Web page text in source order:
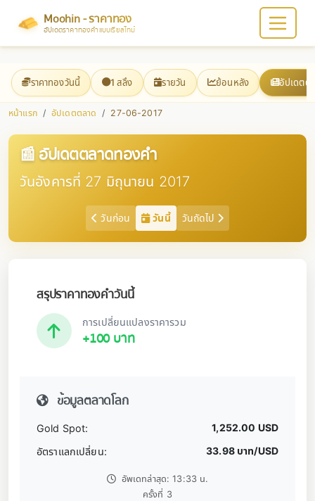
Moohin - ราคาทอง
อัปเดตราคาทองคำแบบเรียลไทม์
ราคาทองวันนี้ 1 สลึง รายวัน ย้อนหลัง อัปเดตต
หน้าแรก อัปเดตตลาด 27-06-2017
📰 อัปเดตตลาดทองคำ
วันอังคารที่ 27 มิถุนายน 2017
วันก่อน วันนี้ วันถัดไป
สรุปราคาทองคำวันนี้
การเปลี่ยนแปลงราคารวม
+100 บาท
ข้อมูลตลาดโลก
Gold Spot:
1,252.00 USD
อัตราแลกเปลี่ยน:
33.98 บาท/USD
อัพเดทล่าสุด: 13:33 น.
ครั้งที่ 3